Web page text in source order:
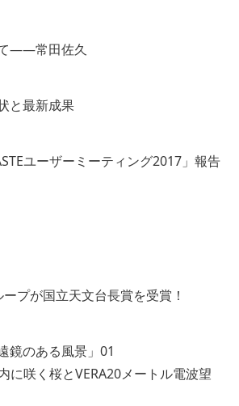
――常田佐久
と最新成果
ユーザーミーティング2017」報告
プが国立天文台長賞を受賞！
鏡のある風景」01
に咲く桜とVERA20メートル電波望